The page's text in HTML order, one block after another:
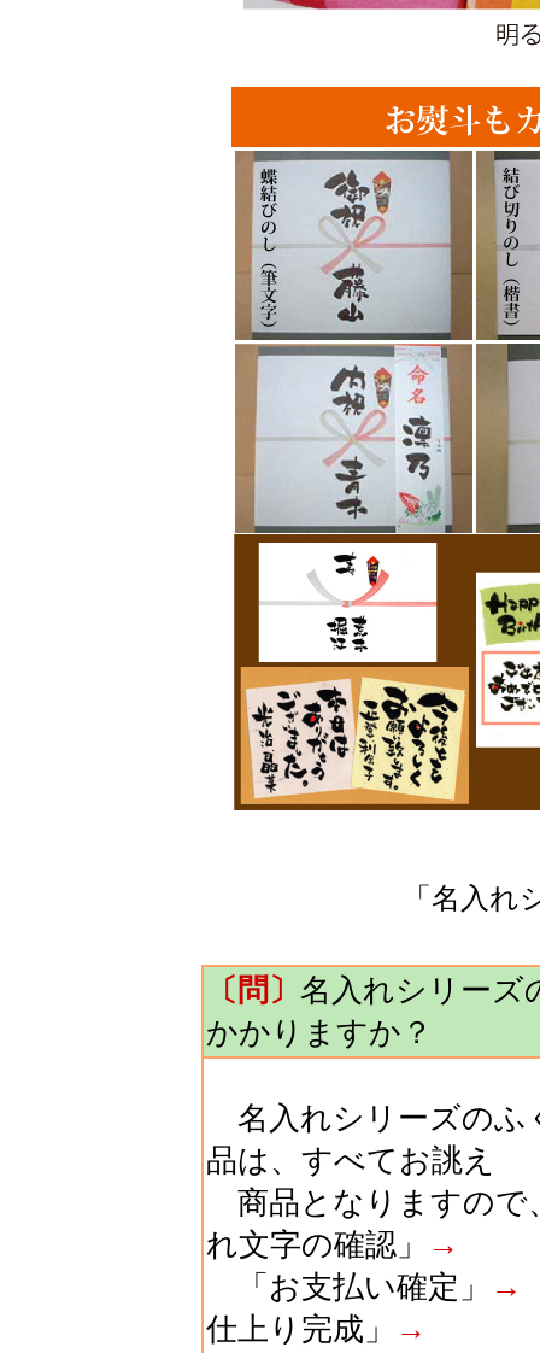
「名入れ
〔問〕 名入れシリーズ
かかりますか？
名入れシリーズのふ
品は、すべてお誂え
商品となりますので
れ文字の確認」
→
「お支払い確定」
→
仕上り完成」
→